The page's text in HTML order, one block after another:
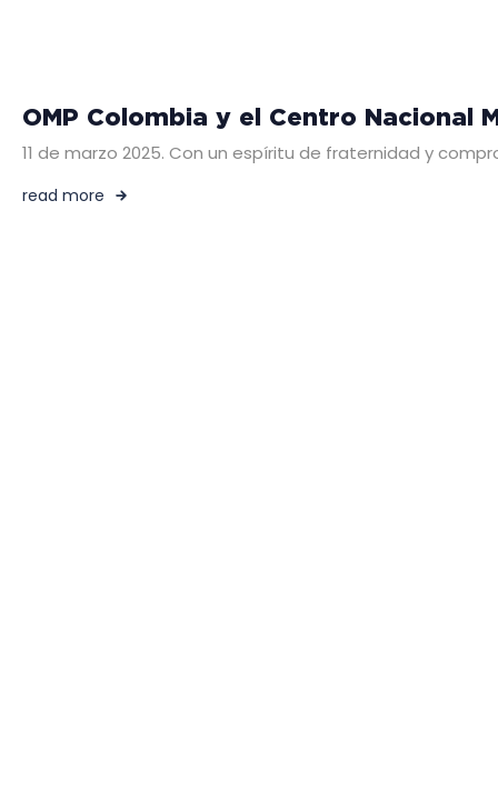
OMP Colombia y el Centro Nacional
11 de marzo 2025. Con un espíritu de fraternidad y
read more